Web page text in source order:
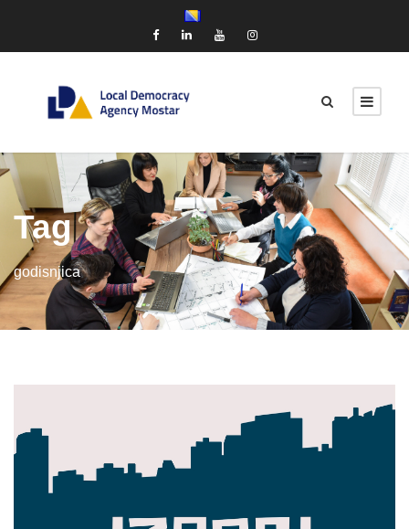
Tag
godisnjica